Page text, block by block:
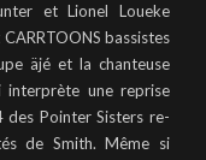
et Lionel Loueke
bassistes
äjé et la chanteuse
interprète une reprise
des Pointer Sisters re-
de Smith. Même si